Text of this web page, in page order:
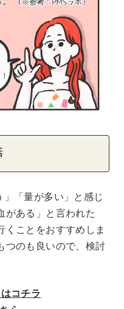
「量が多い」と感じ
がある」と言われた
くことをおすすめしま
つのも良いので、検討
コチラ